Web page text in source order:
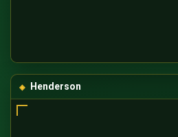
Henderson